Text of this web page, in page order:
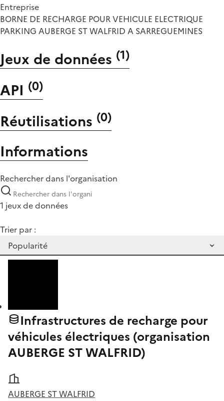
Entreprise
BORNE DE RECHARGE POUR VEHICULE ELECTRIQUE
PARKING AUBERGE ST WALFRID A SARREGUEMINES
Jeux de données (1)
API (0)
Réutilisations (0)
Informations
Rechercher dans l'organisation
1 jeux de données
Trier par :
Infrastructures de recharge pour
véhicules électriques (organisation
AUBERGE ST WALFRID)
AUBERGE ST WALFRID